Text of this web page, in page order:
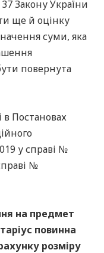
Закону України
ще й оцінку
суми, яка
повернута
в Постановах
у справі №
№
на предмет
повинна
розміру